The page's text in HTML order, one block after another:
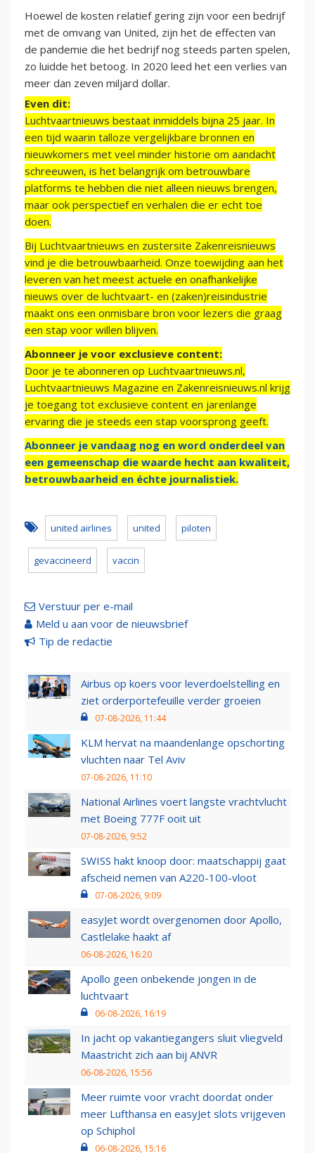
Hoewel de kosten relatief gering zijn voor een bedrijf
met de omvang van United, zijn het de effecten van
de pandemie die het bedrijf nog steeds parten spelen,
zo luidde het betoog. In 2020 leed het een verlies van
meer dan zeven miljard dollar.
Even dit:
Luchtvaartnieuws bestaat inmiddels bijna 25 jaar. In
een tijd waarin talloze vergelijkbare bronnen en
nieuwkomers met veel minder historie om aandacht
schreeuwen, is het belangrijk om betrouwbare
platforms te hebben die niet alleen nieuws brengen,
maar ook perspectief en verhalen die er echt toe
doen.
Bij Luchtvaartnieuws en zustersite Zakenreisnieuws
vind je die betrouwbaarheid. Onze toewijding aan het
leveren van het meest actuele en onafhankelijke
nieuws over de luchtvaart- en (zaken)reisindustrie
maakt ons een onmisbare bron voor lezers die graag
een stap voor willen blijven.
Abonneer je voor exclusieve content:
Door je te abonneren op Luchtvaartnieuws.nl,
Luchtvaartnieuws Magazine en Zakenreisnieuws.nl krijg
je toegang tot exclusieve content en jarenlange
ervaring die je steeds een stap voorsprong geeft.
Abonneer je vandaag nog en word onderdeel van
een gemeenschap die waarde hecht aan kwaliteit,
betrouwbaarheid en échte journalistiek.
united airlines united piloten
gevaccineerd vaccin
Verstuur per e-mail
Meld u aan voor de nieuwsbrief
Tip de redactie
Airbus op koers voor leverdoelstelling en
ziet orderportefeuille verder groeien
07-08-2026, 11:44
KLM hervat na maandenlange opschorting
vluchten naar Tel Aviv
07-08-2026, 11:10
National Airlines voert langste vrachtvlucht
met Boeing 777F ooit uit
07-08-2026, 9:52
SWISS hakt knoop door: maatschappij gaat
afscheid nemen van A220-100-vloot
07-08-2026, 9:09
easyJet wordt overgenomen door Apollo,
Castlelake haakt af
06-08-2026, 16:20
Apollo geen onbekende jongen in de
luchtvaart
06-08-2026, 16:19
In jacht op vakantiegangers sluit vliegveld
Maastricht zich aan bij ANVR
06-08-2026, 15:56
Meer ruimte voor vracht doordat onder
meer Lufthansa en easyJet slots vrijgeven
op Schiphol
06-08-2026, 15:16